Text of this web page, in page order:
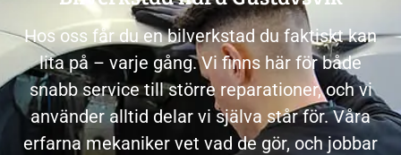
Hos oss får du en bilverkstad du faktiskt kan
lita på – varje gång. Vi finns här för både
snabb service till större reparationer, och vi
använder alltid delar vi själva står för. Våra
erfarna mekaniker vet vad de gör, och jobbar